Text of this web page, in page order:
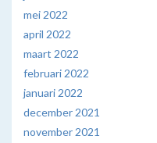
mei 2022
april 2022
maart 2022
februari 2022
januari 2022
december 2021
november 2021